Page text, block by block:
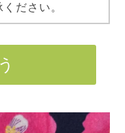
ださい。